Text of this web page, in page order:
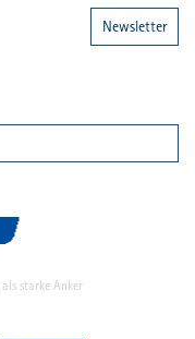
Newsletter
starke Anker